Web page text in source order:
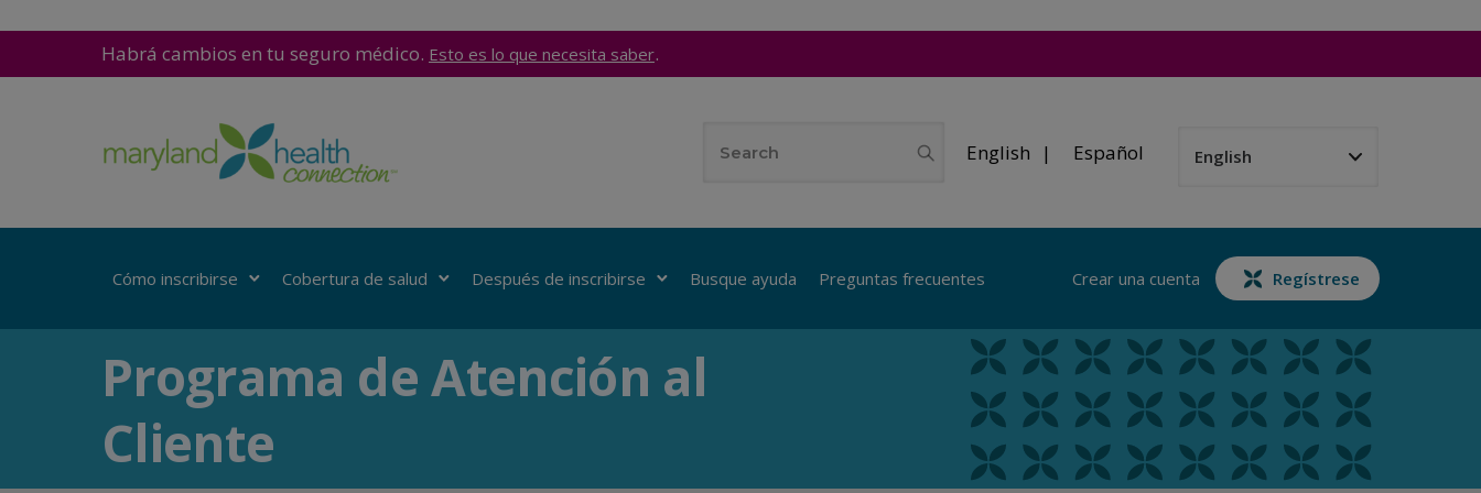
Habrá cambios en tu seguro médico. Esto es lo que necesita saber.
English Español
Cómo inscribirse Cobertura de salud Después de inscribirse Busque ayuda Preguntas frecuentes Crear una cuenta Regístrese
Programa de Atención al
Cliente